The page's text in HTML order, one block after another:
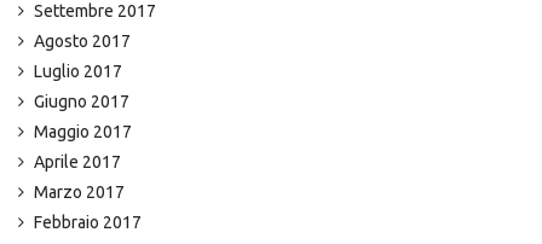
Settembre 2017
Agosto 2017
Luglio 2017
Giugno 2017
Maggio 2017
Aprile 2017
Marzo 2017
Febbraio 2017